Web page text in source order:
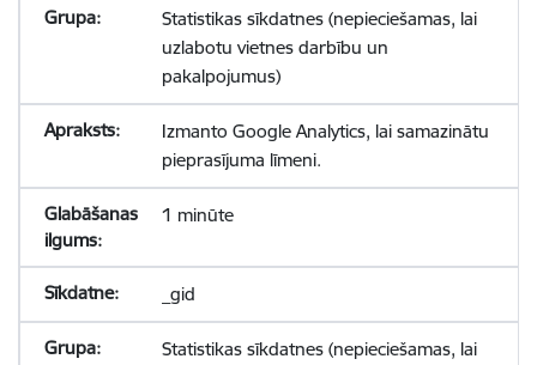
Statistikas sīkdatnes (nepieciešamas, lai
uzlabotu vietnes darbību un
pakalpojumus)
Izmanto Google Analytics, lai samazinātu
pieprasījuma līmeni.
1 minūte
_gid
Statistikas sīkdatnes (nepieciešamas, lai